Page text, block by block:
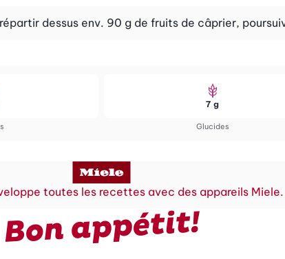
dessus env. 90 g de fruits de câprier,
Glucides
7 g
toutes les recettes avec des appareils Miele.
Bon appétit!